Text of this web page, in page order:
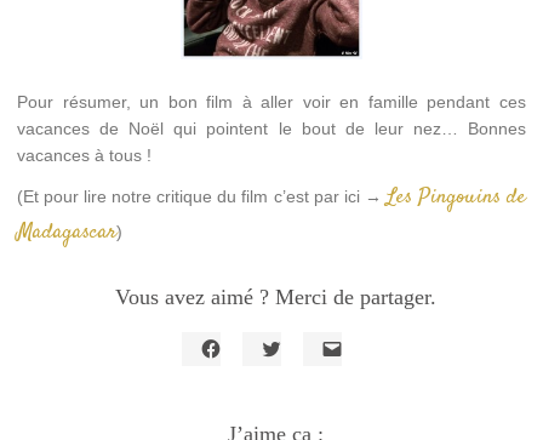
Pour résumer, un bon film à aller voir en famille pendant ces
vacances de Noël qui pointent le bout de leur nez… Bonnes
vacances à tous !
(Et pour lire notre critique du film c’est par ici → Les Pingouins de
Madagascar)
Vous avez aimé ? Merci de partager.
Facebook(ouvre
Twitter(ouvre
J’aime ça :